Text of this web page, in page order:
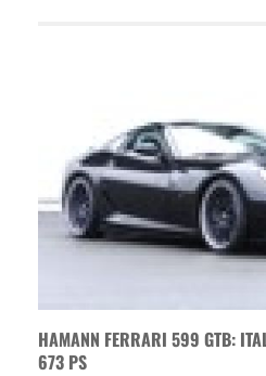
HAMANN FERRARI 599 GTB:
673 PS